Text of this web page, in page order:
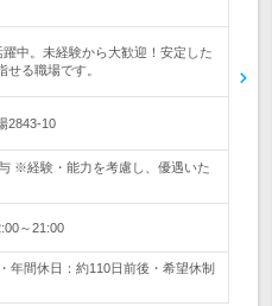
躍中。未経験から大歓迎！安定した
る職場です。
2843-10
※経験・能力を考慮し、優遇いた
～21:00
年間休日：約110日前後・希望休制